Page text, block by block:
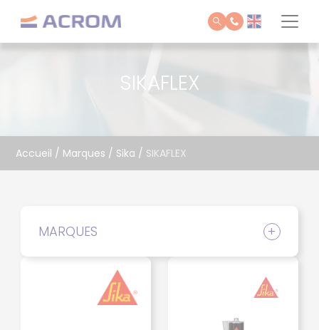
SIKAFLEX
Accueil / Marques / Sika / SIKAFLEX
MARQUES